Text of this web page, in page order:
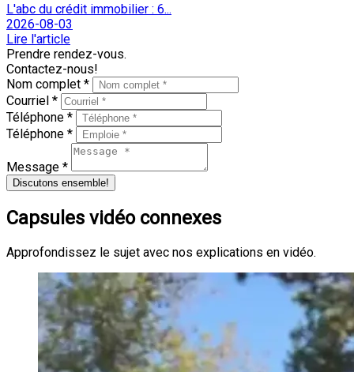
L'abc du crédit immobilier : 6...
2026-08-03
Lire l'article
Prendre rendez-vous.
Contactez-nous!
Nom complet *
Courriel *
Téléphone *
Téléphone *
Message *
Discutons ensemble!
Capsules vidéo connexes
Approfondissez le sujet avec nos explications en vidéo.